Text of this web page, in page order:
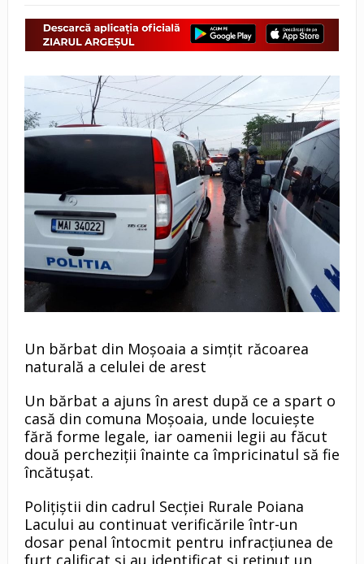
Un bărbat din Moşoaia a simţit răcoarea
naturală a celulei de arest
Un bărbat a ajuns în arest după ce a spart o
casă din comuna Moșoaia, unde locuieşte
fără forme legale, iar oamenii legii au făcut
două percheziții înainte ca împricinatul să fie
încătuşat.
Polițiștii din cadrul Secției Rurale Poiana
Lacului au continuat verificările într-un
dosar penal întocmit pentru infracțiunea de
furt calificat și au identificat și reținut un